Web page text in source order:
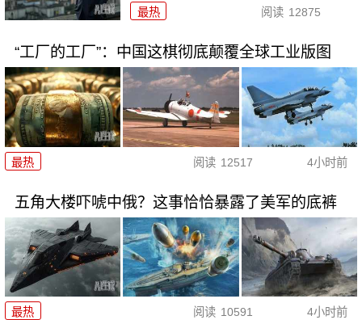
最热 阅读 12875
“工厂的工厂”：中国这棋彻底颠覆全球工业版图
最热 阅读 12517 4小时前
五角大楼吓唬中俄？这事恰恰暴露了美军的底裤
最热 阅读 10591 4小时前